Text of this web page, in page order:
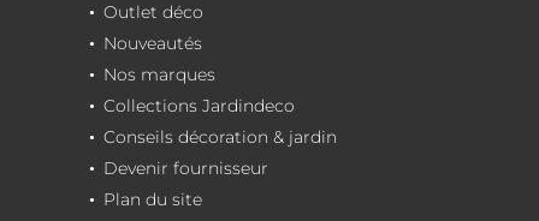
Outlet déco
Nouveautés
Nos marques
Collections Jardindeco
Conseils décoration & jardin
Devenir fournisseur
Plan du site